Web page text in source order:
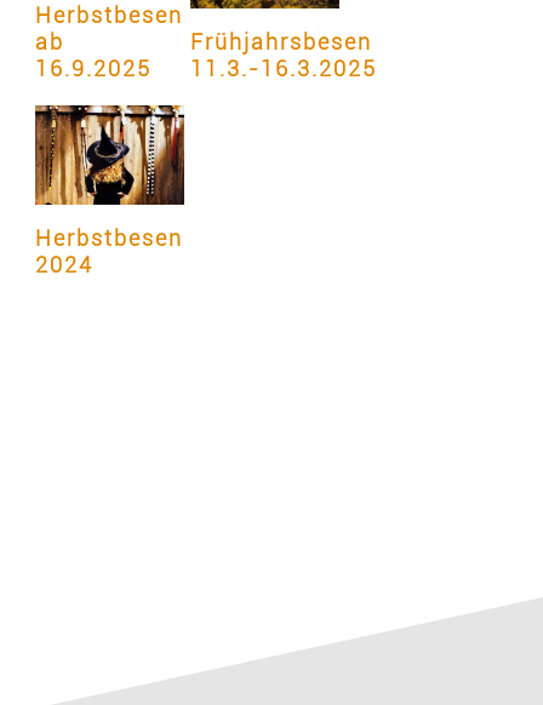
Herbstbesen
ab
16.9.2025
Frühjahrsbesen
11.3.-16.3.2025
Herbstbesen
2024